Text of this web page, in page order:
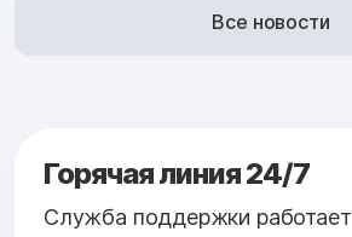
Все новости
Горячая линия 24/7
Служба поддержки работает